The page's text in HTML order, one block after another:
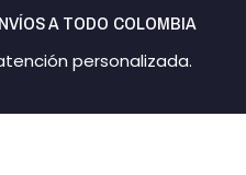
A TODO COLOMBIA
personalizada.